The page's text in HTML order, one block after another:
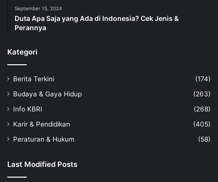
September 15, 2024
Duta Apa Saja yang Ada di Indonesia? Cek Jenis &
Perannya
Kategori
Berita Terkini
(174)
Budaya & Gaya Hidup
(263)
Info KBRI
(268)
Karir & Pendidikan
(405)
Peraturan & Hukum
(58)
Last Modified Posts